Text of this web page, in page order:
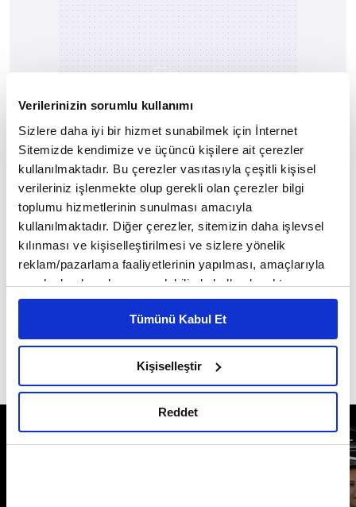
Verilerinizin sorumlu kullanımı
Sizlere daha iyi bir hizmet sunabilmek için İnternet
Sitemizde kendimize ve üçüncü kişilere ait çerezler
kullanılmaktadır. Bu çerezler vasıtasıyla çeşitli kişisel
verileriniz işlenmekte olup gerekli olan çerezler bilgi
toplumu hizmetlerinin sunulması amacıyla
kullanılmaktadır. Diğer çerezler, sitemizin daha işlevsel
kılınması ve kişiselleştirilmesi ve sizlere yönelik
reklam/pazarlama faaliyetlerinin yapılması, amaçlarıyla
sınırlı olarak açık rızanız dahilinde kullanılacaktır.
Çerezlere ilişkin tercihlerinizi çerez paneli vasıtasıyla
belirleyebilirsiniz. Çerezlere ilişkin detaylı bilgi için
Ayarlar butonuna tıklayabilir,Çerez Bilgilendirme
Metnimizi ziyaret edebilirsiniz.
hazırlanmış olan İnternet Sitesi Aydınlatma Metnimizi
okumak ve sitemizi ziyaretiniz kapsamında
gerçekleştirilen veri işleme faaliyetleri ile ilgili daha
Tümünü Kabul Et
Kişiselleştir
Reddet
Pilates stres yönetimine yardımcı olur mu?